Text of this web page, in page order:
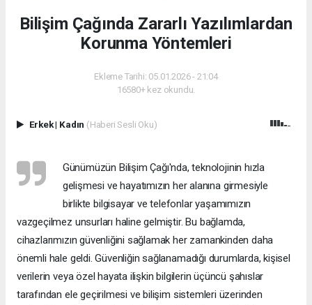
Bilişim Çağında Zararlı Yazılımlardan
Korunma Yöntemleri
Ekleme Tarihi: 05.01.2026 - 21:04
16580+ kez okundu.
Erkek| Kadın (Haberi Sesli Oku)
Günümüzün Bilişim Çağı'nda, teknolojinin hızla
gelişmesi ve hayatımızın her alanına girmesiyle
birlikte bilgisayar ve telefonlar yaşamımızın
vazgeçilmez unsurları haline gelmiştir. Bu bağlamda,
cihazlarımızın güvenliğini sağlamak her zamankinden daha
önemli hale geldi. Güvenliğin sağlanamadığı durumlarda, kişisel
verilerin veya özel hayata ilişkin bilgilerin üçüncü şahıslar
tarafından ele geçirilmesi ve bilişim sistemleri üzerinden